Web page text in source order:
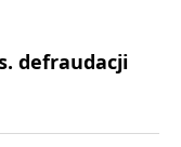
defraudacji